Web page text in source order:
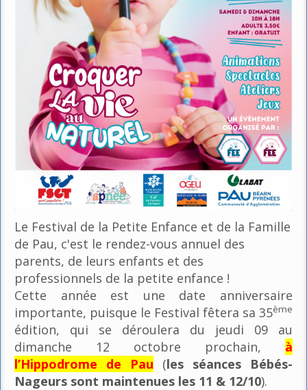
Le Festival de la Petite Enfance et de la Famille
de Pau, c'est le rendez-vous annuel des
parents, de leurs enfants et des
professionnels de la petite enfance !
Cette année est une date anniversaire
importante, puisque le Festival fêtera sa 35ème
édition, qui se déroulera du jeudi 09 au
dimanche 12 octobre prochain, à
l’Hippodrome de Pau (les séances Bébés-
Nageurs sont maintenues les 11 & 12/10).